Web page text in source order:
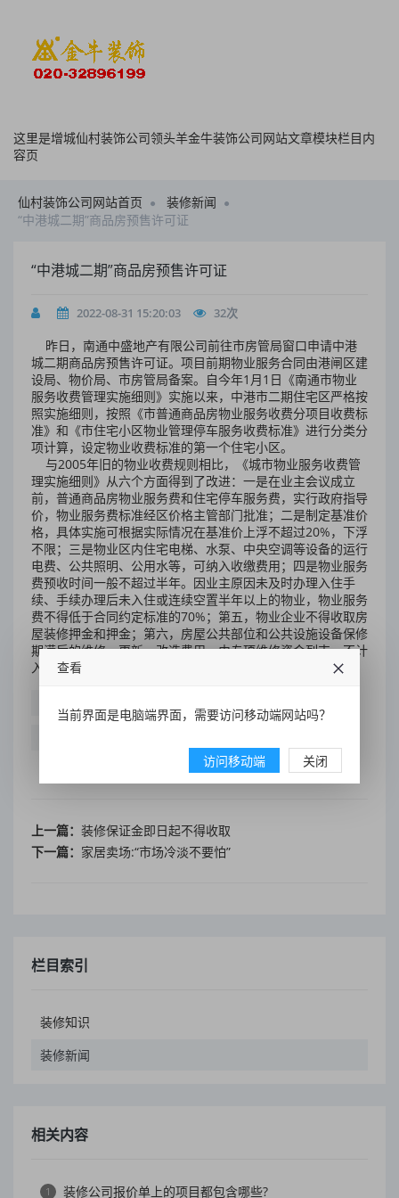
这里是增城仙村装饰公司领头羊金牛装饰公司网站文章模块栏目内
容页
仙村装饰公司网站首页
装修新闻
“中港城二期”商品房预售许可证
“中港城二期”商品房预售许可证
2022-08-31 15:20:03 32次
昨日，南通中盛地产有限公司前往市房管局窗口申请中港
城二期商品房预售许可证。项目前期物业服务合同由港闸区建
设局、物价局、市房管局备案。自今年1月1日《南通市物业
服务收费管理实施细则》实施以来，中港市二期住宅区严格按
照实施细则，按照《市普通商品房物业服务收费分项目收费标
准》和《市住宅小区物业管理停车服务收费标准》进行分类分
项计算，设定物业收费标准的第一个住宅小区。
与2005年旧的物业收费规则相比，《城市物业服务收费管
理实施细则》从六个方面得到了改进：一是在业主会议成立
前，普通商品房物业服务费和住宅停车服务费，实行政府指导
价，物业服务费标准经区价格主管部门批准；二是制定基准价
格，具体实施可根据实际情况在基准价上浮不超过20%，下浮
不限；三是物业区内住宅电梯、水泵、中央空调等设备的运行
电费、公共照明、公用水等，可纳入收缴费用；四是物业服务
费预收时间一般不超过半年。因业主原因未及时办理入住手
续、手续办理后未入住或连续空置半年以上的物业，物业服务
费不得低于合同约定标准的70%；第五，物业企业不得收取房
屋装修押金和押金；第六，房屋公共部位和公共设施设备保修
期满后的维修、更新、改造费用，由专项维修资金列支，不计
入物业服务费用。
上一篇： 装修保证金即日起不得收取
下一篇： 家居卖场:“市场冷淡不要怕”
栏目索引
装修知识
装修新闻
相关内容
1 装修公司报价单上的项目都包含哪些?
查看
当前界面是电脑端界面，需要访问移动端网站吗？
访问移动端 关闭